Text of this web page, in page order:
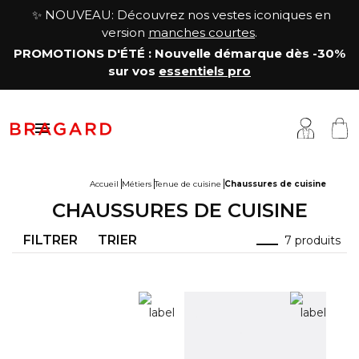
✨ NOUVEAU: Découvrez nos vestes iconiques en
version manches courtes.
PROMOTIONS D'ÉTÉ : Nouvelle démarque dès -30%
sur vos essentiels pro

& Jupes
& Chaussettes
cuisine
boucher, charcutier, traiteur
service & hôtellerie
Maison
histoire
Accueil Métiers Tenue de cuisine Chaussures de cuisine
CHAUSSURES DE CUISINE
FILTRER TRIER 7 produits